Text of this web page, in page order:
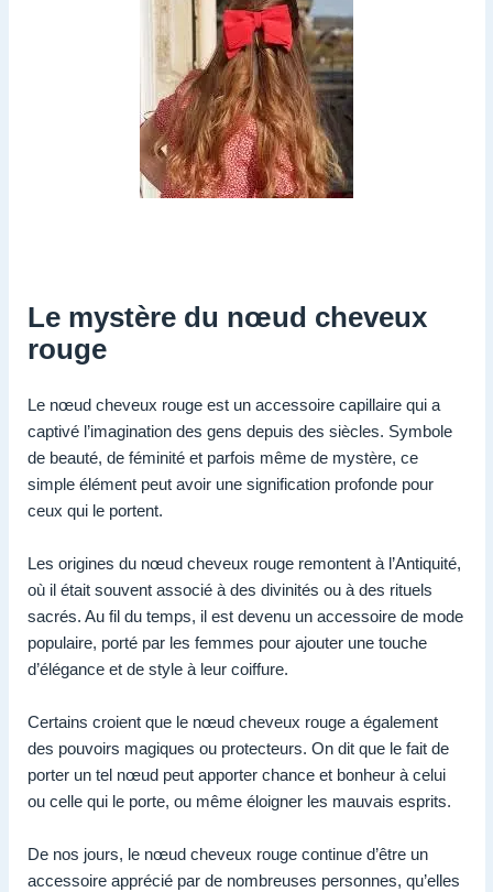
Le mystère du nœud cheveux
rouge
Le nœud cheveux rouge est un accessoire capillaire qui a
captivé l’imagination des gens depuis des siècles. Symbole
de beauté, de féminité et parfois même de mystère, ce
simple élément peut avoir une signification profonde pour
ceux qui le portent.
Les origines du nœud cheveux rouge remontent à l’Antiquité,
où il était souvent associé à des divinités ou à des rituels
sacrés. Au fil du temps, il est devenu un accessoire de mode
populaire, porté par les femmes pour ajouter une touche
d’élégance et de style à leur coiffure.
Certains croient que le nœud cheveux rouge a également
des pouvoirs magiques ou protecteurs. On dit que le fait de
porter un tel nœud peut apporter chance et bonheur à celui
ou celle qui le porte, ou même éloigner les mauvais esprits.
De nos jours, le nœud cheveux rouge continue d’être un
accessoire apprécié par de nombreuses personnes, qu’elles